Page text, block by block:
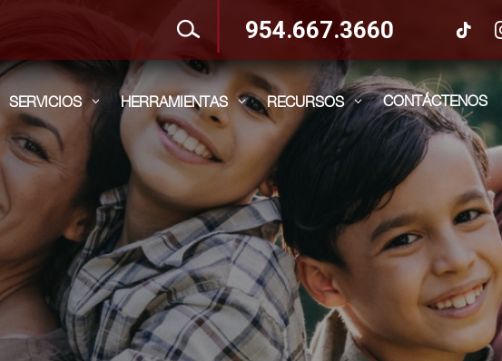
954.667.3660
SERVICIOS 3 HERRAMIENTAS 3 RECURSOS 3 CONTÁCTENOS